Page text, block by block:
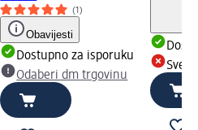
(1)
Obavijesti
Dostupno za isporuku
Odaberi dm trgovinu
Sve